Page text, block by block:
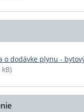
o dodávke plynu -